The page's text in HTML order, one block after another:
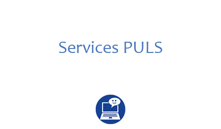
Services PULS